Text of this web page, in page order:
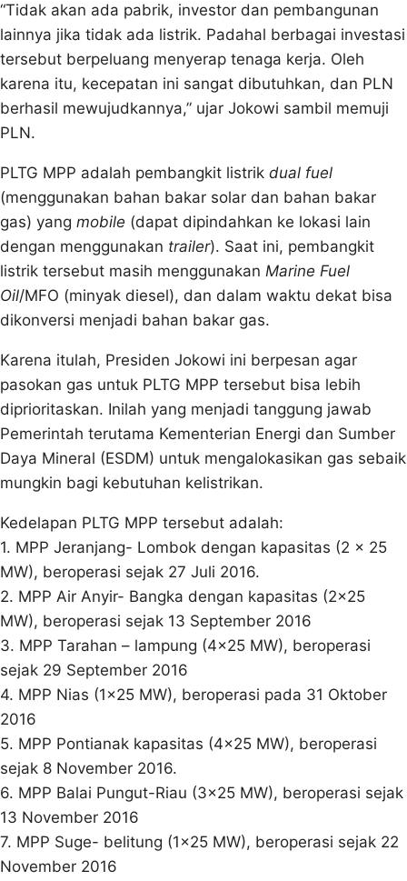
“Tidak akan ada pabrik, investor dan pembangunan
lainnya jika tidak ada listrik. Padahal berbagai investasi
tersebut berpeluang menyerap tenaga kerja. Oleh
karena itu, kecepatan ini sangat dibutuhkan, dan PLN
berhasil mewujudkannya,” ujar Jokowi sambil memuji
PLN.
PLTG MPP adalah pembangkit listrik dual fuel
(menggunakan bahan bakar solar dan bahan bakar
gas) yang mobile (dapat dipindahkan ke lokasi lain
dengan menggunakan trailer). Saat ini, pembangkit
listrik tersebut masih menggunakan Marine Fuel
Oil/MFO (minyak diesel), dan dalam waktu dekat bisa
dikonversi menjadi bahan bakar gas.
Karena itulah, Presiden Jokowi ini berpesan agar
pasokan gas untuk PLTG MPP tersebut bisa lebih
diprioritaskan. Inilah yang menjadi tanggung jawab
Pemerintah terutama Kementerian Energi dan Sumber
Daya Mineral (ESDM) untuk mengalokasikan gas sebaik
mungkin bagi kebutuhan kelistrikan.
Kedelapan PLTG MPP tersebut adalah:
1. MPP Jeranjang- Lombok dengan kapasitas (2 x 25
MW), beroperasi sejak 27 Juli 2016.
2. MPP Air Anyir- Bangka dengan kapasitas (2×25
MW), beroperasi sejak 13 September 2016
3. MPP Tarahan – lampung (4×25 MW), beroperasi
sejak 29 September 2016
4. MPP Nias (1×25 MW), beroperasi pada 31 Oktober
2016
5. MPP Pontianak kapasitas (4×25 MW), beroperasi
sejak 8 November 2016.
6. MPP Balai Pungut-Riau (3×25 MW), beroperasi sejak
13 November 2016
7. MPP Suge- belitung (1×25 MW), beroperasi sejak 22
November 2016